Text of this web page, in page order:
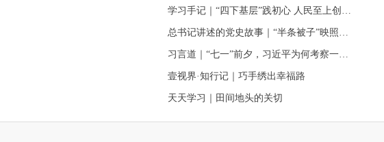
壹视界·知行记｜巧手绣出幸福路
天天学习｜田间地头的关切